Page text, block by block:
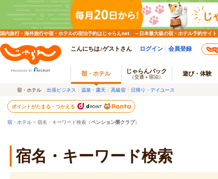
国内旅行・海外旅行や宿・ホテルの宿泊予約はじゃらんnet ～日本最大級の宿・ホテル予約サイト
こんにちは♪ゲストさん ログイン 会員登録
宿・ホテル じゃらんパック
（交通＋宿泊） 遊び・体験
宿・ホテル 出張ビジネス 温泉・露天 高級宿 日帰り・デイユース
ポイントがたまる・つかえる
宿・ホテル > 宿名・キーワード検索（ペンション榮クラブ）
宿名・キーワード検索